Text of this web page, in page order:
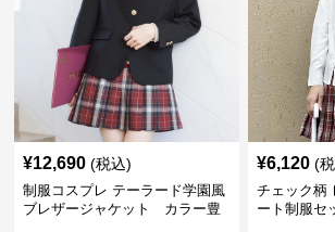
¥12,690 (税込)
制服コスプレ テーラード学園風
ブレザージャケット カラー豊
¥6,120 (
チェック柄
ート制服セ